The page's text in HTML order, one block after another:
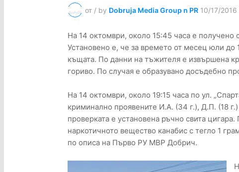
от / by Dobruja Media Group n PR 10/17/
На 14 октомври, около 15:45 часа е
Установено е, че за времето от месец юли
къщата. По данни на тъжителя е извършена
гориво. По случая е образувано досъдебно
На 14 октомври, около 19:15 часа по ул.
криминално проявените И.А. (34 г.), Д.П. (18
проверката е установена ръчно свита
наркотичното вещество канабис с тегло 1
по описа на Първо РУ МВР Добрич.